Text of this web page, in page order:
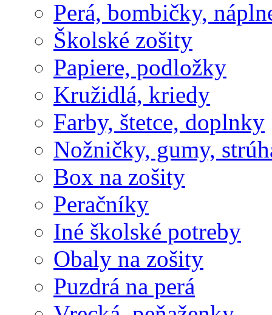
Perá, bombičky,
Školské zošity
Papiere, podložky
Kružidlá, kriedy
Farby, štetce, doplnky
Nožničky, gumy,
Box na zošity
Peračníky
Iné školské potreby
Obaly na zošity
Puzdrá na perá